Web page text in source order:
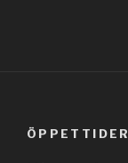
ÖPPETTIDER